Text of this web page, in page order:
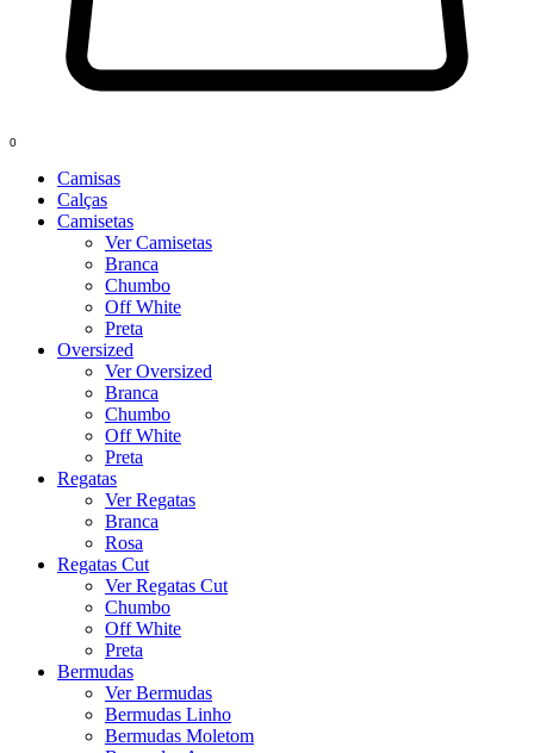
0
Camisas
Calças
Camisetas
Ver Camisetas
Branca
Chumbo
Off White
Preta
Oversized
Ver Oversized
Branca
Chumbo
Off White
Preta
Regatas
Ver Regatas
Branca
Rosa
Regatas Cut
Ver Regatas Cut
Chumbo
Off White
Preta
Bermudas
Ver Bermudas
Bermudas Linho
Bermudas Moletom